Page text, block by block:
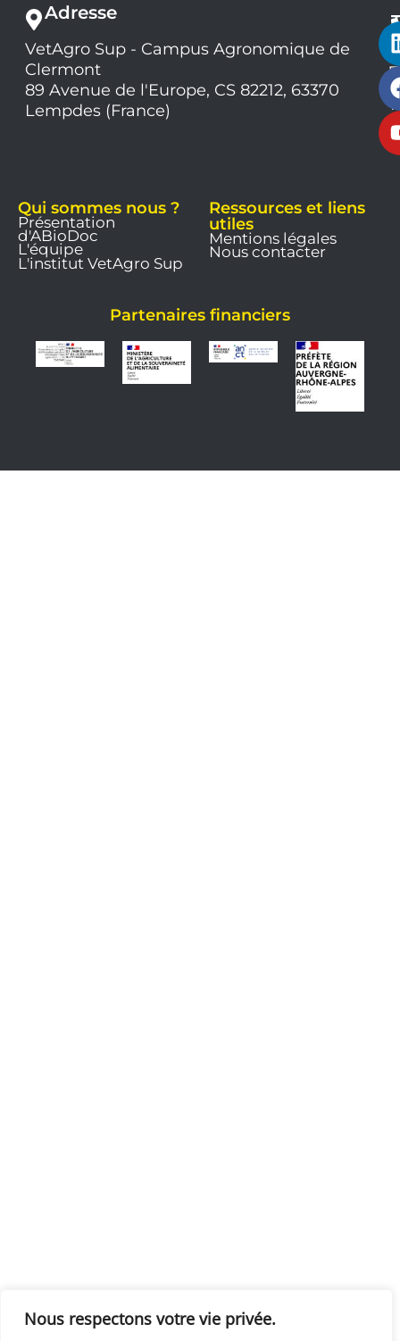
Nous respectons votre vie privée.
Adresse
VetAgro Sup - Campus Agronomique de
Clermont
89 Avenue de l'Europe, CS 82212, 63370
Lempdes (France)
Qui sommes nous ?
Présentation
d'ABioDoc
L'équipe
L'institut VetAgro Sup
Ressources et liens
utiles
Mentions légales
Nous contacter
Partenaires financiers